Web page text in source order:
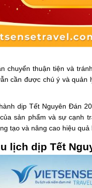
chuyển thuận tiện và
cần được chú ý và
dịp Tết Nguyên Đán
sản phẩm và sự cạnh
tạo và nâng cao hiệu quả
lịch dịp Tết